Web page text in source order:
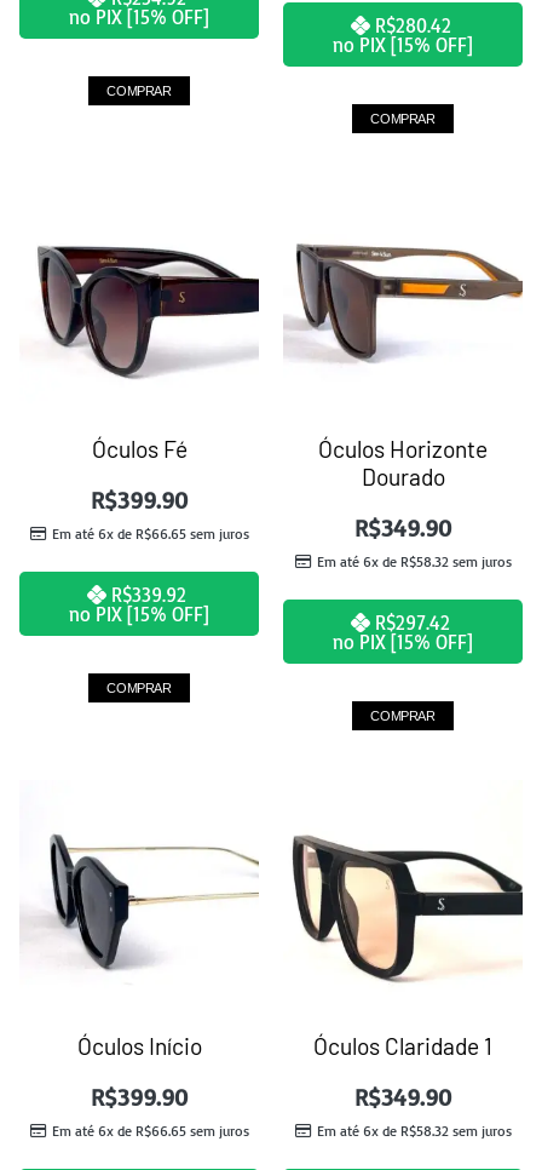
no PIX [15% OFF]
COMPRAR
R$280.42
no PIX [15% OFF]
COMPRAR
Óculos Fé
R$399.90
Em até 6x de R$66.65sem juros
R$339.92
no PIX [15% OFF]
COMPRAR
Óculos Horizonte
Dourado
R$349.90
Em até 6x de R$58.32sem juros
R$297.42
no PIX [15% OFF]
COMPRAR
Óculos Início
R$399.90
Em até 6x de R$66.65sem juros
Óculos Claridade 1
R$349.90
Em até 6x de R$58.32sem juros